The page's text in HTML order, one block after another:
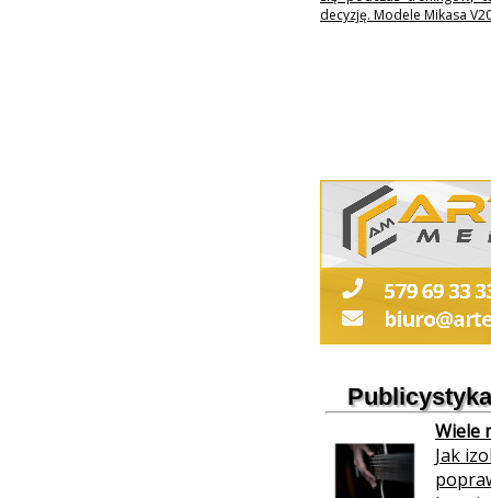
decyzję. Modele Mikasa
Publicystyka
Wiele
Jak